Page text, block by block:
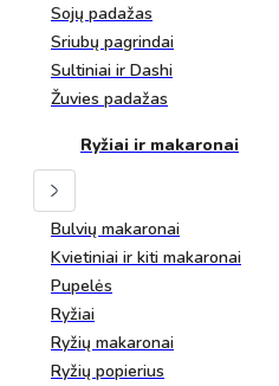
Sojų padažas
Sriubų pagrindai
Sultiniai ir Dashi
Žuvies padažas
Ryžiai ir makaronai
Bulvių makaronai
Kvietiniai ir kiti makaronai
Pupelės
Ryžiai
Ryžių makaronai
Ryžių popierius